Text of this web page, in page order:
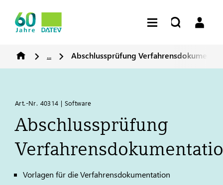
... Abschlussprüfung
Art.-Nr. 40314 | Software
Abschlussprüfung
Vorlagen für die Verfahrensdokumentation